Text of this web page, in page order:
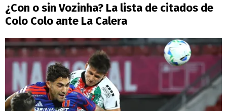
¿Con o sin Vozinha? La lista de citados de
Colo Colo ante La Calera